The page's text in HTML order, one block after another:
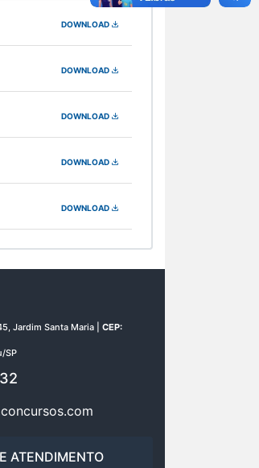
DOWNLOAD
DOWNLOAD
DOWNLOAD
DOWNLOAD
DOWNLOAD
Jardim Santa Maria | CEP:
SP
ATENDIMENTO